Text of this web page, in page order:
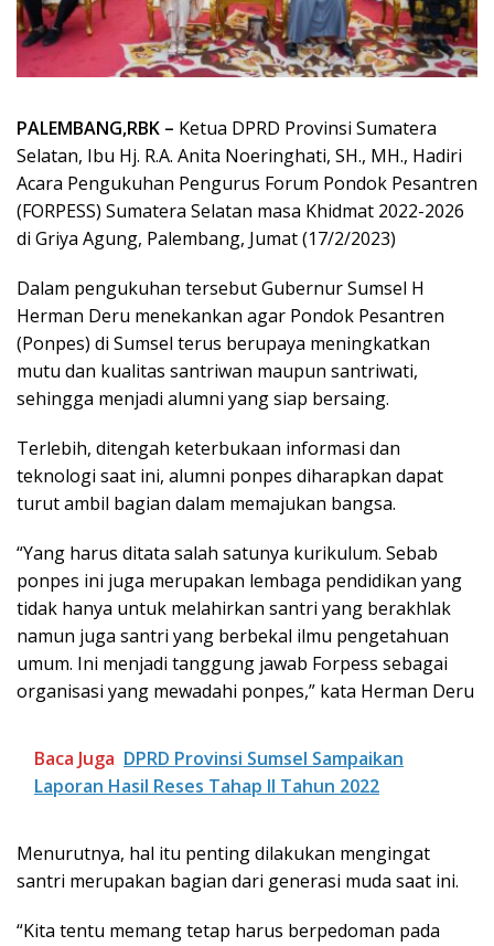
PALEMBANG,RBK – Ketua DPRD Provinsi Sumatera
Selatan, Ibu Hj. R.A. Anita Noeringhati, SH., MH., Hadiri
Acara Pengukuhan Pengurus Forum Pondok Pesantren
(FORPESS) Sumatera Selatan masa Khidmat 2022-2026
di Griya Agung, Palembang, Jumat (17/2/2023)
Dalam pengukuhan tersebut Gubernur Sumsel H
Herman Deru menekankan agar Pondok Pesantren
(Ponpes) di Sumsel terus berupaya meningkatkan
mutu dan kualitas santriwan maupun santriwati,
sehingga menjadi alumni yang siap bersaing.
Terlebih, ditengah keterbukaan informasi dan
teknologi saat ini, alumni ponpes diharapkan dapat
turut ambil bagian dalam memajukan bangsa.
“Yang harus ditata salah satunya kurikulum. Sebab
ponpes ini juga merupakan lembaga pendidikan yang
tidak hanya untuk melahirkan santri yang berakhlak
namun juga santri yang berbekal ilmu pengetahuan
umum. Ini menjadi tanggung jawab Forpess sebagai
organisasi yang mewadahi ponpes,” kata Herman Deru
Baca Juga DPRD Provinsi Sumsel Sampaikan
Laporan Hasil Reses Tahap II Tahun 2022
Menurutnya, hal itu penting dilakukan mengingat
santri merupakan bagian dari generasi muda saat ini.
“Kita tentu memang tetap harus berpedoman pada